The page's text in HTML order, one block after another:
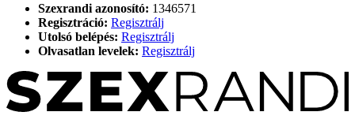
Szexrandi azonosító: 1346571
Regisztráció: Regisztrálj
Utolsó belépés: Regisztrálj
Olvasatlan levelek: Regisztrálj